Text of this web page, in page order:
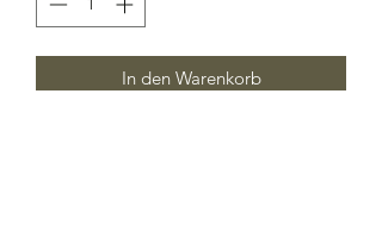
In den Warenkorb